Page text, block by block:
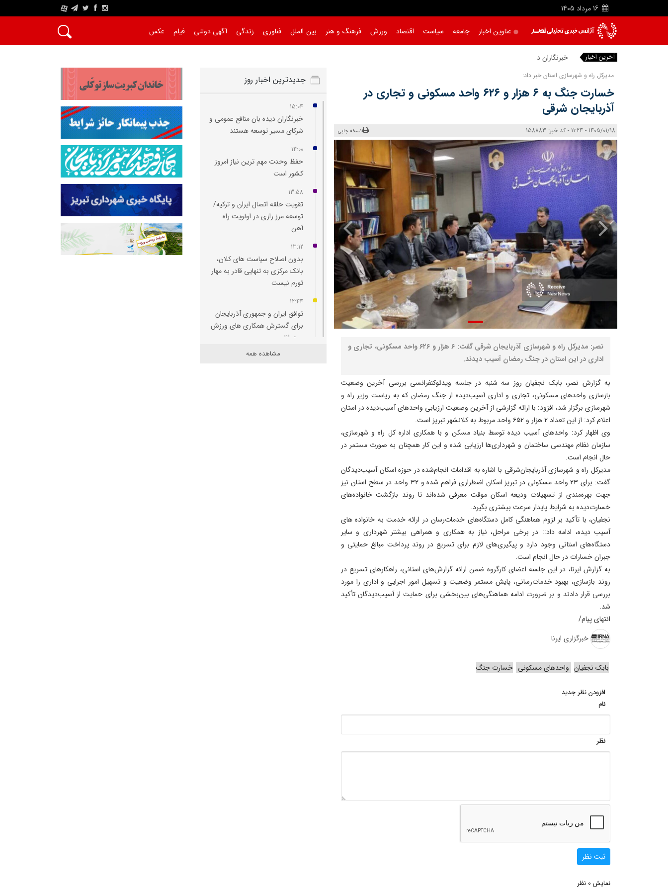
16 مرداد 1405
A
عناوین اخبار جامعه سیاست اقتصاد ورزش فرهنگ و هنر بین الملل فناوری زندگی آگهی دولتی فیلم عکس
آخرین اخبار خبرنگاران دیده‌ بان
مدیرکل راه و شهرسازی استان خبر داد:
خسارت جنگ به ۶ هزار و ۶۲۶ واحد مسکونی و تجاری در
آذربایجان‌ شرقی
1405/01/18 - 11:24 - کد خبر: 158883 نسخه چاپی
نصر: مدیرکل راه و شهرسازی آذربایجان‌ شرقی گفت: ۶ هزار و ۶۲۶ واحد مسکونی، تجاری و
اداری در این استان در جنگ رمضان آسیب دیدند.
به گزارش نصر، بابک نجفیان روز سه شنبه در جلسه ویدئوکنفرانسی بررسی آخرین وضعیت
بازسازی واحدهای مسکونی، تجاری و اداری آسیب‌دیده از جنگ رمضان که به ریاست وزیر راه و
شهرسازی برگزار شد، افزود: با ارائه گزارشی از آخرین وضعیت ارزیابی واحدهای آسیب‌دیده در استان
اعلام کرد: از این تعداد ۲ هزار و ۶۵۲ واحد مربوط به کلانشهر تبریز است.
وی اظهار کرد: واحدهای آسیب دیده توسط بنیاد مسکن و با همکاری اداره کل راه و شهرسازی،
سازمان نظام مهندسی ساختمان و شهرداری‌ها ارزیابی شده و این کار همچنان به صورت مستمر در
حال انجام است.
مدیرکل راه و شهرسازی آذربایجان‌شرقی با اشاره به اقدامات انجام‌شده در حوزه اسکان آسیب‌دیدگان
گفت: برای ۲۳ واحد مسکونی در تبریز اسکان اضطراری فراهم شده و ۳۲ واحد در سطح استان نیز
جهت بهره‌مندی از تسهیلات ودیعه اسکان موقت معرفی شده‌اند تا روند بازگشت خانواده‌های
خسارت‌دیده به شرایط پایدار سرعت بیشتری بگیرد.
نجفیان، با تأکید بر لزوم هماهنگی کامل دستگاه‌های خدمات‌رسان در ارائه خدمت به خانواده های
آسیب دیده، ادامه داد:: در برخی مراحل، نیاز به همکاری و همراهی بیشتر شهرداری و سایر
دستگاه‌های استانی وجود دارد و پیگیری‌های لازم برای تسریع در روند پرداخت مبالغ حمایتی و
جبران خسارات در حال انجام است.
به گزارش ایرنا، در این جلسه اعضای کارگروه ضمن ارائه گزارش‌های استانی، راهکارهای تسریع در
روند بازسازی، بهبود خدمات‌رسانی، پایش مستمر وضعیت و تسهیل امور اجرایی و اداری را مورد
بررسی قرار دادند و بر ضرورت ادامه هماهنگی‌های بین‌بخشی برای حمایت از آسیب‌دیدگان تأکید
شد.
انتهای پیام/
خبرگزاری ایرنا
بابک نجفیان واحدهای مسکونی خسارت جنگ
افزودن نظر جدید
نام
نظر
ثبت نظر
نمایش 0 نظر
جدیدترین اخبار روز
15:04
خبرنگاران دیده‌ بان منافع عمومی و
شرکای مسیر توسعه هستند
14:00
حفظ وحدت مهم‌ ترین نیاز امروز
کشور است
13:58
تقویت حلقه اتصال ایران و ترکیه/
توسعه مرز رازی در اولویت راه‌
آهن
13:12
بدون اصلاح سیاست‌ های کلان،
بانک مرکزی به تنهایی قادر به مهار
تورم نیست
12:44
توافق ایران و جمهوری آذربایجان
برای گسترش همکاری‌ های ورزش
و جوانان
مشاهده همه